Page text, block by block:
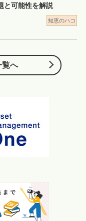
知恵のハコ
と可能性を解説
覧へ